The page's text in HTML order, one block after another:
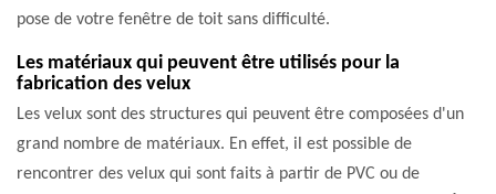
pose de votre fenêtre de toit sans difficulté.
Les matériaux qui peuvent être utilisés pour la
fabrication des velux
Les velux sont des structures qui peuvent être composées d'un
grand nombre de matériaux. En effet, il est possible de
rencontrer des velux qui sont faits à partir de PVC ou de